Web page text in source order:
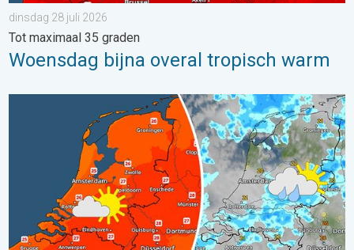
dinsdag 28 juli 2026
Tot maximaal 35 graden
Woensdag bijna overal tropisch warm
Zomerse zaterdag, buiige zondag. Weekendweer. . . vrijdag